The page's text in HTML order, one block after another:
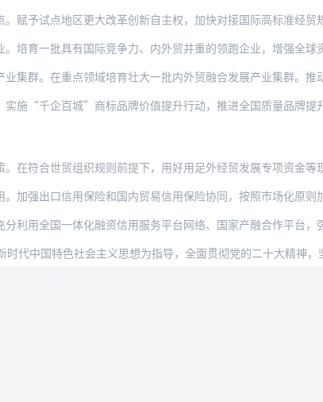
试点地区更大改革创新自主权，加快对接国际高标准经贸规则，促进内外贸规则
一批具有国际竞争力、内外贸并重的领跑企业，增强全球资源整合配置能力，支
。在重点领域培育壮大一批内外贸融合发展产业集群。推动商业科技创新中心建
企百城”商标品牌价值提升行动，推进全国质量品牌提升示范区建设，支持发
合世贸组织规则前提下，用好用足外经贸发展专项资金等现有中央和地方财政资
出口信用保险和国内贸易信用保险协同，按照市场化原则加大内外贸一体化信用
全国一体化融资信用服务平台网络、国家产融合作平台，强化金融机构对内外贸